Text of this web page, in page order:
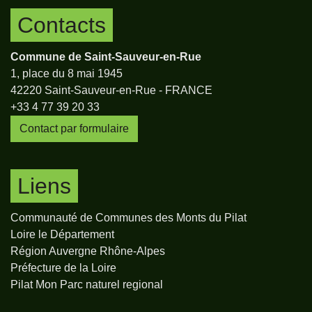
Contacts
Commune de Saint-Sauveur-en-Rue
1, place du 8 mai 1945
42220 Saint-Sauveur-en-Rue - FRANCE
+33 4 77 39 20 33
Contact par formulaire
Liens
Communauté de Communes des Monts du Pilat
Loire le Département
Région Auvergne Rhône-Alpes
Préfecture de la Loire
Pilat Mon Parc naturel regional